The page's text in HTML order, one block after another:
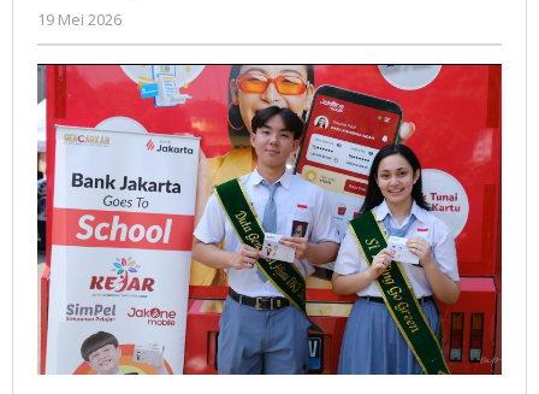
Bank
Jakarta
19 Mei 2026
Gatot
Susanto